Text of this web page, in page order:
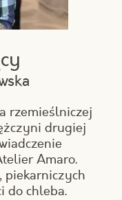
rzemieślniczej
drugiej
Amaro.
piekarniczych
do chleba.